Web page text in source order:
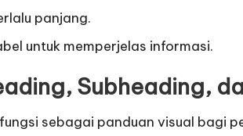
panjang.
untuk memperjelas informasi.
Subheading,
sebagai panduan visual bagi